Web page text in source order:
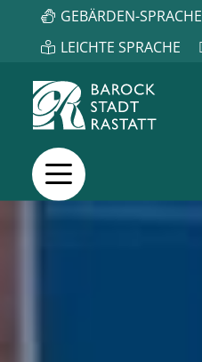
GEBÄRDEN-SPRACHE
LEICHTE SPRACHE